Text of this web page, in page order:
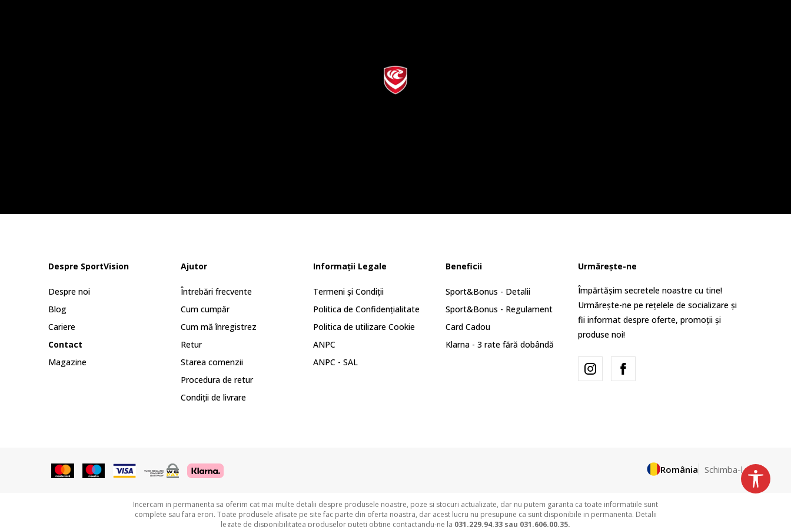
Despre SportVision
Despre noi
Blog
Cariere
Contact
Magazine
Ajutor
Întrebări frecvente
Cum cumpăr
Cum mă înregistrez
Retur
Starea comenzii
Procedura de retur
Condiții de livrare
Informații Legale
Termeni și Condiții
Politica de Confidențialitate
Politica de utilizare Cookie
ANPC
ANPC - SAL
Beneficii
Sport&Bonus - Detalii
Sport&Bonus - Regulament
Card Cadou
Klarna - 3 rate fără dobândă
Urmărește-ne
Împărtășim secretele noastre cu tine!
Urmărește-ne pe rețelele de socializare și
fii informat despre oferte, promoții și
produse noi!
România Schimba-l
Incercam in permanenta sa oferim cat mai multe detalii despre produsele noastre, poze si stocuri actualizate, dar nu putem garanta ca toate informatiile sunt
complete sau fara erori. Toate produsele afisate pe site fac parte din oferta noastra, dar acest lucru nu presupune ca sunt disponibile in permanenta. Detalii
legate de disponibilitatea produselor puteti obtine contactandu-ne la 031.229.94.33 sau 031.606.00.35.